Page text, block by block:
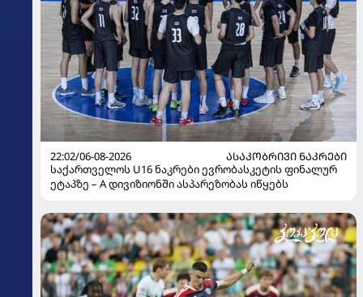
22:02/06-08-2026
ᲐᲡᲐᲙᲝᲑᲠᲘᲕᲘ ᲜᲐᲙᲠᲔᲑᲘ
საქართველოს U16 ნაკრები ევრობასკეტის ფინალურ
ეტაპზე – A დივიზიონში ასპარეზობას იწყებს